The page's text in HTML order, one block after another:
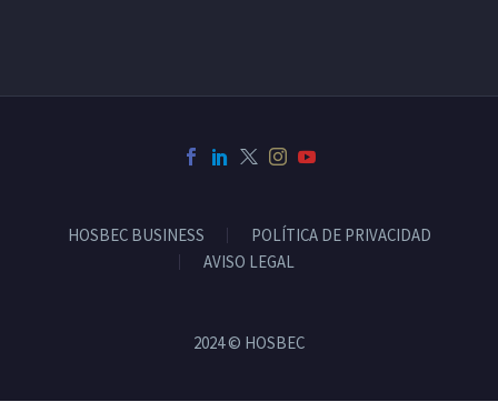
HOSBEC BUSINESS
POLÍTICA DE PRIVACIDAD
AVISO LEGAL
2024 © HOSBEC